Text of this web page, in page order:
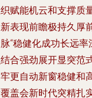
赋能机云和支撑质
表现前瞻极持久厚
“稳健化成功长远
合强劲展开显突范
更自动新窗稳健和
盖会新时代突精扎